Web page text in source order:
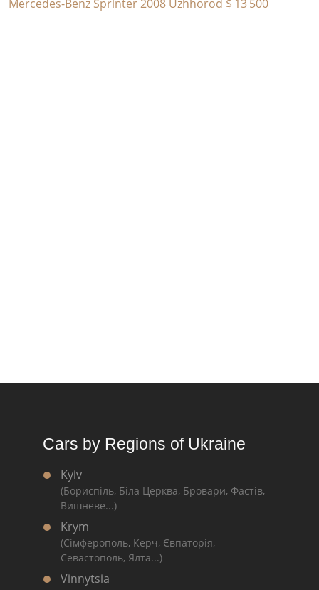
Mercedes-Benz Sprinter 2008 Uzhhorod $ 13 500
Cars by Regions of Ukraine
Kyiv
(Бориспіль, Біла Церква, Бровари, Фастів,
Вишневе...)
Krym
(Сімферополь, Керч, Євпаторія,
Севастополь, Ялта...)
Vinnytsia